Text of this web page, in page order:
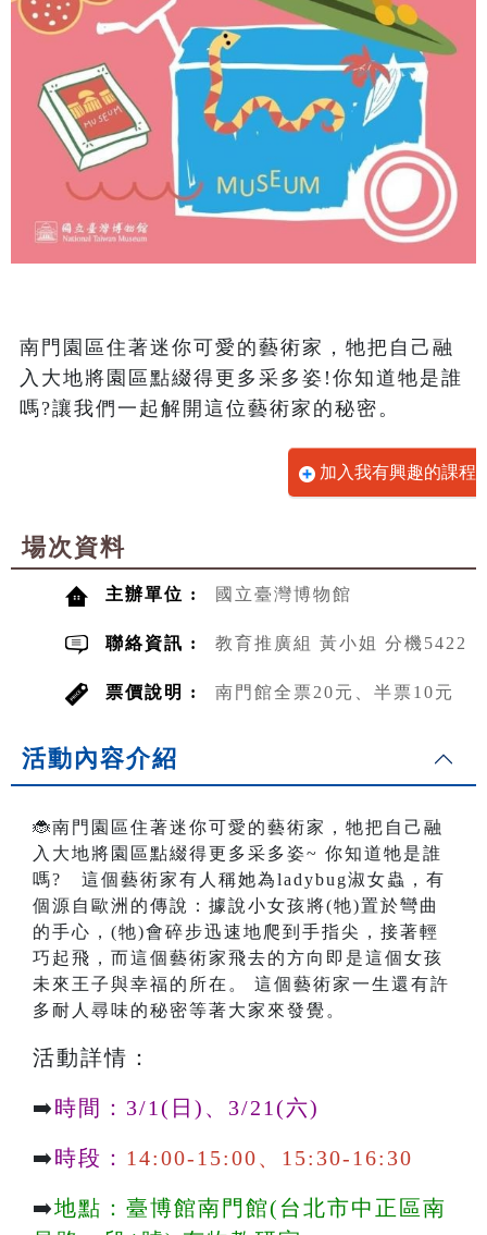
南門園區住著迷你可愛的藝術家，牠把自己融
入大地將園區點綴得更多采多姿!你知道牠是誰
嗎?讓我們一起解開這位藝術家的秘密。
加入我有興趣的課程
場次資料
主辦單位 : 國立臺灣博物館
聯絡資訊 : 教育推廣組 黃小姐 分機5422
票價說明 : 南門館全票20元、半票10元
活動內容介紹
🐞南門園區住著迷你可愛的藝術家，牠把自己融
入大地將園區點綴得更多采多姿~ 你知道牠是誰
嗎? 這個藝術家有人稱她為ladybug淑女蟲，有
個源自歐洲的傳說：據說小女孩將(牠)置於彎曲
的手心，(牠)會碎步迅速地爬到手指尖，接著輕
巧起飛，而這個藝術家飛去的方向即是這個女孩
未來王子與幸福的所在。 這個藝術家一生還有許
多耐人尋味的秘密等著大家來發覺。
活動詳情：
➡️時間：3/1(日)、3/21(六)
➡️時段： 14:00-15:00、15:30-16:30
➡️地點：臺博館南門館(台北市中正區南